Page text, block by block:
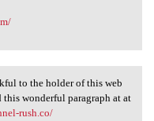
to
to the holder of this web
this wonderful paragraph at at
rush.co/